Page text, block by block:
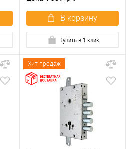
никель
В корзину
Купить в 1 клик
Хит продаж